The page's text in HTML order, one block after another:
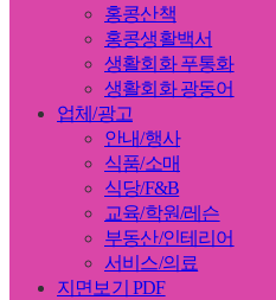
홍콩산책
홍콩생활백서
생활회화 푸통화
생활회화 광동어
업체/광고
안내/행사
식품/소매
식당/F&B
교육/학원/레슨
부동산/인테리어
서비스/의료
지면보기 PDF